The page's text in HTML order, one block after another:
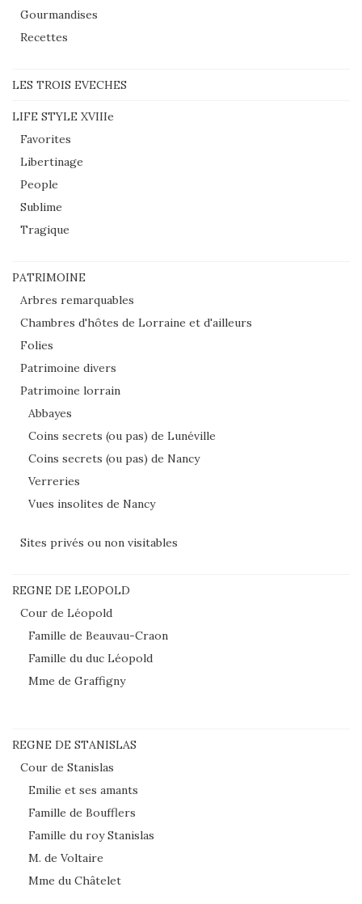
Gourmandises
Recettes
LES TROIS EVECHES
LIFE STYLE XVIIIe
Favorites
Libertinage
People
Sublime
Tragique
PATRIMOINE
Arbres remarquables
Chambres d'hôtes de Lorraine et d'ailleurs
Folies
Patrimoine divers
Patrimoine lorrain
Abbayes
Coins secrets (ou pas) de Lunéville
Coins secrets (ou pas) de Nancy
Verreries
Vues insolites de Nancy
Sites privés ou non visitables
REGNE DE LEOPOLD
Cour de Léopold
Famille de Beauvau-Craon
Famille du duc Léopold
Mme de Graffigny
REGNE DE STANISLAS
Cour de Stanislas
Emilie et ses amants
Famille de Boufflers
Famille du roy Stanislas
M. de Voltaire
Mme du Châtelet